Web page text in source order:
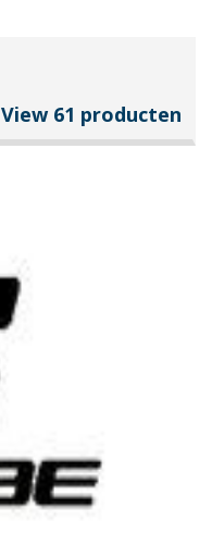
View 61 producten